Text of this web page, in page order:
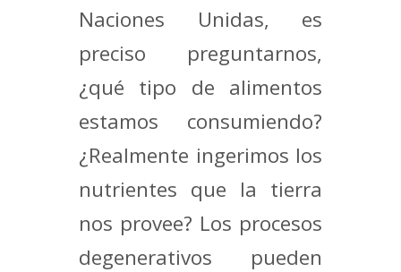
Naciones Unidas, es
preciso preguntarnos,
¿qué tipo de alimentos
estamos consumiendo?
¿Realmente ingerimos los
nutrientes que la tierra
nos provee? Los procesos
degenerativos pueden